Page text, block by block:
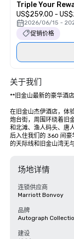
Triple Your
US$259.00 -
2026/06/15 -
促销价格
关于我们
**旧金山最新的豪华酒
在旧金山杰伊酒店，体
炮台街，周围环绕着旧
和北滩、渔人码头、唐
后入住我们的 360 间豪
的天际线和旧金山湾无
场地详情
连锁供应商
Marriott Bonvoy
品牌
Autograph
建设